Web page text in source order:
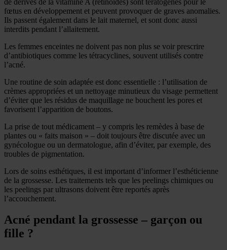
fœtus en développement et peuvent provoquer de graves anomalies.
Ils passent également dans le lait maternel, et sont donc aussi
interdits pendant l’allaitement.
Les femmes enceintes ne doivent pas non plus se voir prescrire
d’antibiotiques comme les tétracyclines, souvent utilisés contre
l’acné.
Une routine de soin adaptée est donc essentielle : l’utilisation de
crèmes appropriées et un nettoyage minutieux du visage permettent
d’éviter que les résidus de maquillage ne bouchent les pores et
favorisent l’apparition de boutons.
La prise de tout médicament – y compris les remèdes à base de
plantes ou « faits maison » – doit toujours être discutée avec un
gynécologue ou un dermatologue, afin d’éviter, par exemple, des
troubles de pigmentation.
Lors de soins esthétiques, il est important d’informer l’esthéticienne
de la grossesse. Les traitements tels que les peelings chimiques ou
les peelings par ultrasons doivent être reportés après
l’accouchement.
Acné pendant la grossesse – garçon ou
fille ?